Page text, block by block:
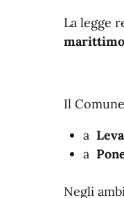
La legge
marittimo
Il
a
a
Negli